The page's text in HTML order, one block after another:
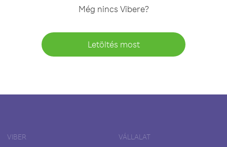
Még nincs Vibere?
Letöltés most
VIBER VÁLLALAT